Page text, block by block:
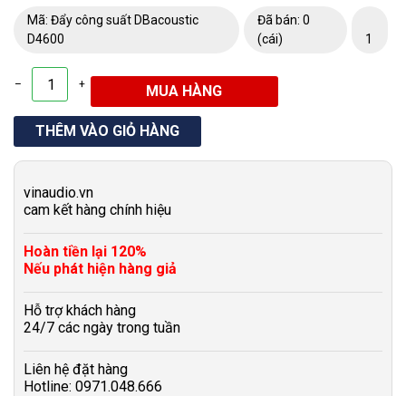
Mã: Đẩy công suất DBacoustic
D4600
Đã bán: 0
(cái)
1
– +
vinaudio.vn
cam kết hàng chính hiệu
Hoàn tiền lại 120%
Nếu phát hiện hàng giả
Hỗ trợ khách hàng
24/7 các ngày trong tuần
Liên hệ đặt hàng
Hotline: 0971.048.666